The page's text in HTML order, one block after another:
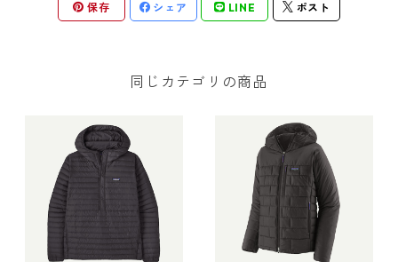
保存 シェア LINE ポスト
同じカテゴリの商品